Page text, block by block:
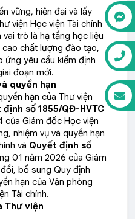
vững, hiện đại và lấy
viện Học viện Tài chính
trò là hạ tầng học liệu
chất lượng đào tạo,
ứng yêu cầu kiểm định
đoạn mới.
quyền hạn
hạn của Thư viện
định số 1855/QĐ-HVTC
của Giám đốc Học viện
nhiệm vụ và quyền hạn
và Quyết định số
01 năm 2026 của Giám
bổ sung Quy định
hạn của Văn phòng
Tài chính.
Thư viện